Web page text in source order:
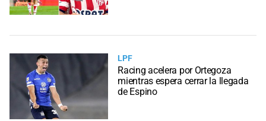
LPF
Racing acelera por Ortegoza
mientras espera cerrar la llegada
de Espino